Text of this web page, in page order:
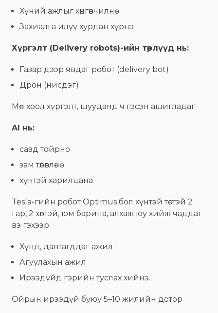
Хүний ажлыг хөнгөвчилнө
Захиалга илүү хурдан хүрнэ
Хүргэлт (Delivery robots)-ийн төрлүүд нь:
Газар дээр явдаг робот (delivery bot)
Дрон (нисдэг)
Мөн хоол хүргэлт, шууданд ч гэсэн ашигладаг.
AI нь:
саад тойрно
зам төлөвлөнө
хүнтэй харилцана
Tesla-гийн робот Optimus бол хүнтэй төстэй 2
гар, 2 хөлтэй, юм барина, алхаж юу хийж чаддаг
вэ гэхээр
Хүнд, давтагддаг ажил
Агуулахын ажил
Ирээдүйд гэрийн туслах хийнэ.
Ойрын ирээдүй буюу 5–10 жилийн дотор